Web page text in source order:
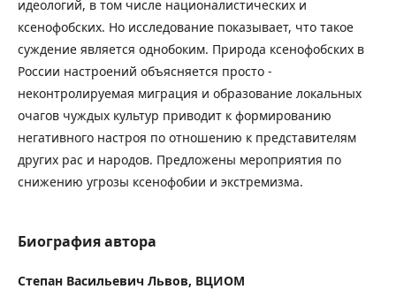
идеологий, в том числе националистических и
ксенофобских. Но исследование показывает, что такое
суждение является однобоким. Природа ксенофобских в
России настроений объясняется просто -
неконтролируемая миграция и образование локальных
очагов чуждых культур приводит к формированию
негативного настроя по отношению к представителям
других рас и народов. Предложены мероприятия по
снижению угрозы ксенофобии и экстремизма.
Биография автора
Степан Васильевич Львов, ВЦИОМ